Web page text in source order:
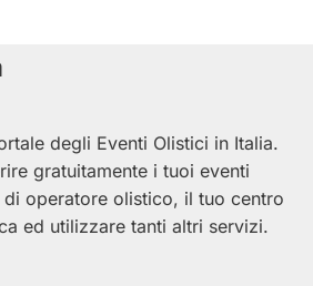
degli Eventi Olistici in Italia.
gratuitamente i tuoi eventi
operatore olistico, il tuo centro
ed utilizzare tanti altri servizi.